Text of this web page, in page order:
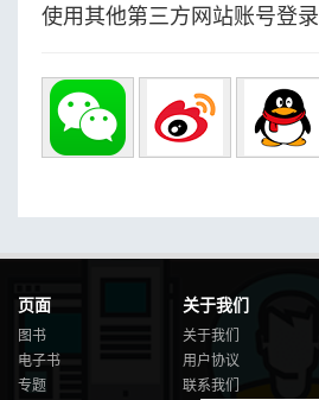
使用其他第三方网站账号登录
页面
图书
电子书
专题
关于我们
关于我们
用户协议
联系我们